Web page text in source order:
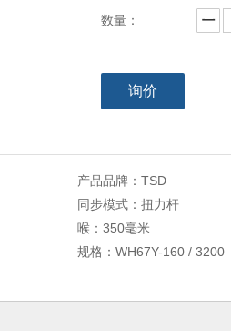
数量：
询价
产品品牌： TSD
同步模式： 扭力杆
喉： 350毫米
规格： WH67Y-160 / 3200